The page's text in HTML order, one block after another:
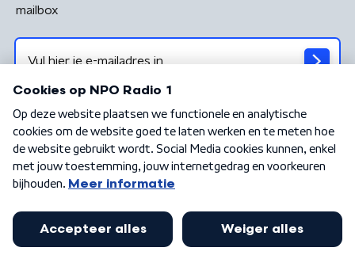
mailbox
Algemene voorwaarden